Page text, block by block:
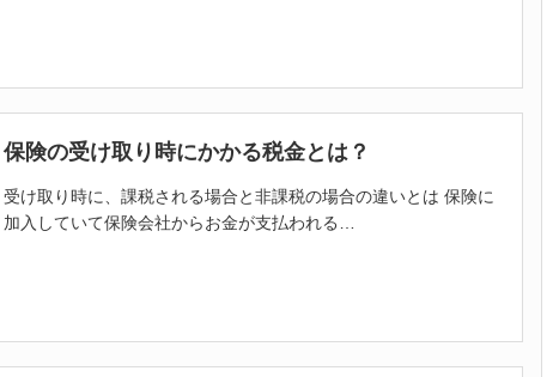
保険の受け取り時にかかる税金とは？
受け取り時に、課税される場合と非課税の場合の違いとは 保険に
加入していて保険会社からお金が支払われる…